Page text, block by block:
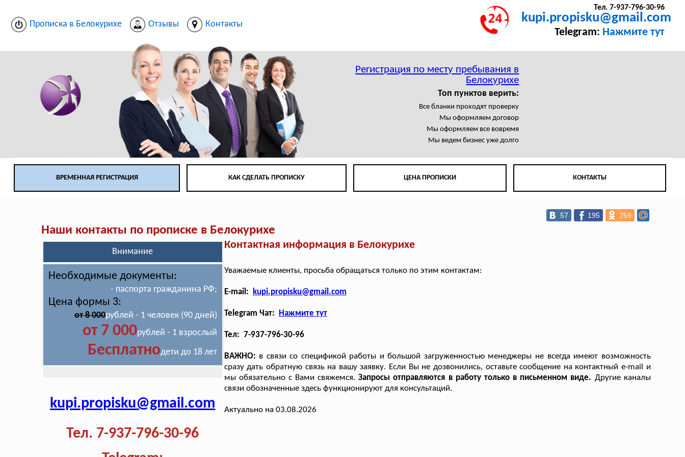
Прописка в Белокурихе Отзывы Контакты
Тел. 7-937-796-30-96
kupi.propisku@gmail.com
Telegram: Нажмите тут
Регистрация по месту пребывания в
Белокурихе
Топ пунктов верить:
Все бланки проходят проверку
Мы оформляем договор
Мы оформляем все вовремя
Мы ведем бизнес уже долго
ВРЕМЕННАЯ РЕГИСТРАЦИЯ КАК СДЕЛАТЬ ПРОПИСКУ ЦЕНА ПРОПИСКИ КОНТАКТЫ
57 195 259
Наши контакты по прописке в Белокурихе
Внимание
Необходимые документы:
- паспорта гражданина РФ;
Цена формы 3:
от 8 000рублей - 1 человек (90 дней)
от 7 000рублей - 1 взрослый
Бесплатнодети до 18 лет
kupi.propisku@gmail.com
Тел. 7-937-796-30-96
Контактная информация в Белокурихе
Уважаемые клиенты, просьба обращаться только по этим контактам:
E-mail: kupi.propisku@gmail.com
Telegram Чат: Нажмите тут
Тел: 7-937-796-30-96
ВАЖНО: в связи со спецификой работы и большой загруженностью менеджеры не всегда имеют возможность
сразу дать обратную связь на вашу заявку. Если Вы не дозвонились, оставьте сообщение на контактный e-mail и
мы обязательно с Вами свяжемся.Запросы отправляются в работу только в письменном виде. Другие каналы
связи обозначенные здесь функционируют для консультаций.
Актуально на 03.08.2026